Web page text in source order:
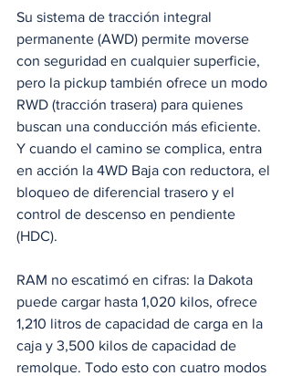
Su sistema de tracción integral
permanente (AWD) permite moverse
con seguridad en cualquier superficie,
pero la pickup también ofrece un modo
RWD (tracción trasera) para quienes
buscan una conducción más eficiente.
Y cuando el camino se complica, entra
en acción la 4WD Baja con reductora, el
bloqueo de diferencial trasero y el
control de descenso en pendiente
(HDC).
RAM no escatimó en cifras: la Dakota
puede cargar hasta 1,020 kilos, ofrece
1,210 litros de capacidad de carga en la
caja y 3,500 kilos de capacidad de
remolque. Todo esto con cuatro modos